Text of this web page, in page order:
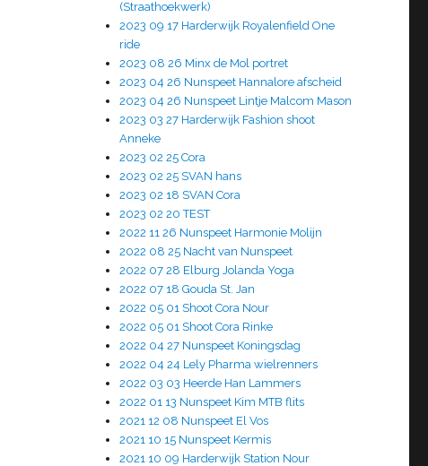
(Straathoekwerk)
2023 09 17 Harderwijk Royalenfield One
ride
2023 08 26 Minx de Mol portret
2023 04 26 Nunspeet Hannalore afscheid
2023 04 26 Nunspeet Lintje Malcom Mason
2023 03 27 Harderwijk Fashion shoot
Anneke
2023 02 25 Cora
2023 02 25 SVAN hans
2023 02 18 SVAN Cora
2023 02 20 TEST
2022 11 26 Nunspeet Harmonie Molijn
2022 08 25 Nacht van Nunspeet
2022 07 28 Elburg Jolanda Yoga
2022 07 18 Gouda St. Jan
2022 05 01 Shoot Cora Nour
2022 05 01 Shoot Cora Rinke
2022 04 27 Nunspeet Koningsdag
2022 04 24 Lely Pharma wielrenners
2022 03 03 Heerde Han Lammers
2022 01 13 Nunspeet Kim MTB flits
2021 12 08 Nunspeet El Vos
2021 10 15 Nunspeet Kermis
2021 10 09 Harderwijk Station Nour